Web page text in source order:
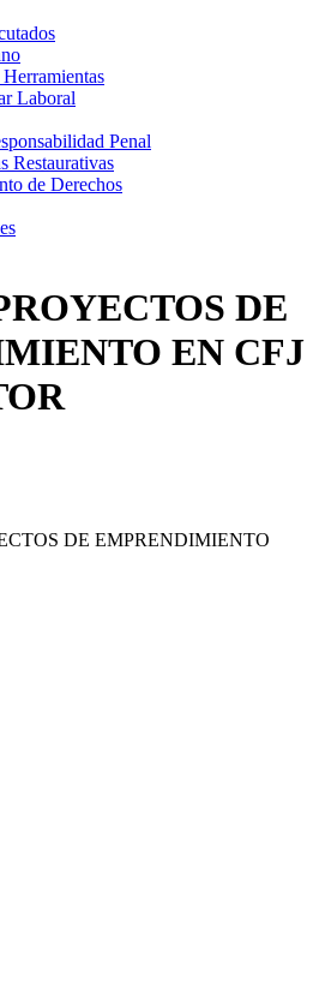
Laboral
Penal
Restaurativas
de Derechos
DE
EN CFJ
DE EMPRENDIMIENTO